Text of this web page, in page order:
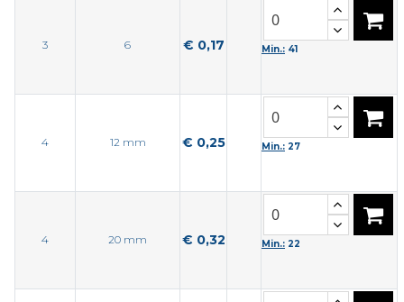
3 6 € 0,17 Min.: 41
4 12 mm € 0,25 Min.: 27
4 20 mm € 0,32 Min.: 22